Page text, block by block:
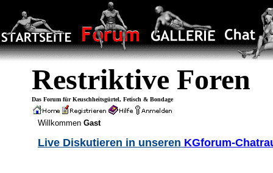
Restriktive Foren
Das Forum für Keuschheitsgürtel, Fetisch & Bondage
Willkommen Gast
Live Diskutieren in unseren KGforum-